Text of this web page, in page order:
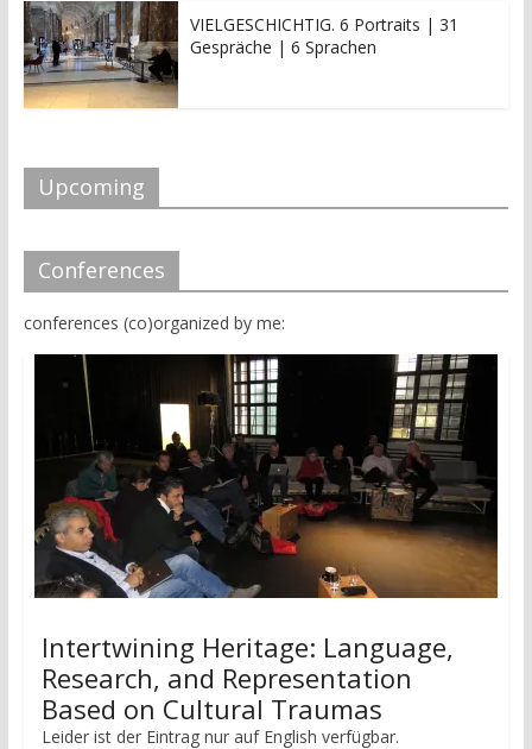
VIELGESCHICHTIG. 6 Portraits | 31
Gespräche | 6 Sprachen
Upcoming
Conferences
conferences (co)organized by me:
Intertwining Heritage: Language,
Research, and Representation
Based on Cultural Traumas
Leider ist der Eintrag nur auf English verfügbar.